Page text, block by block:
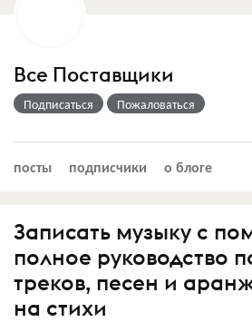
Все Поставщики
Подписаться Пожаловаться
посты подписчики о блоге
Записать музыку с
полное руководство
треков, песен и
на стихи